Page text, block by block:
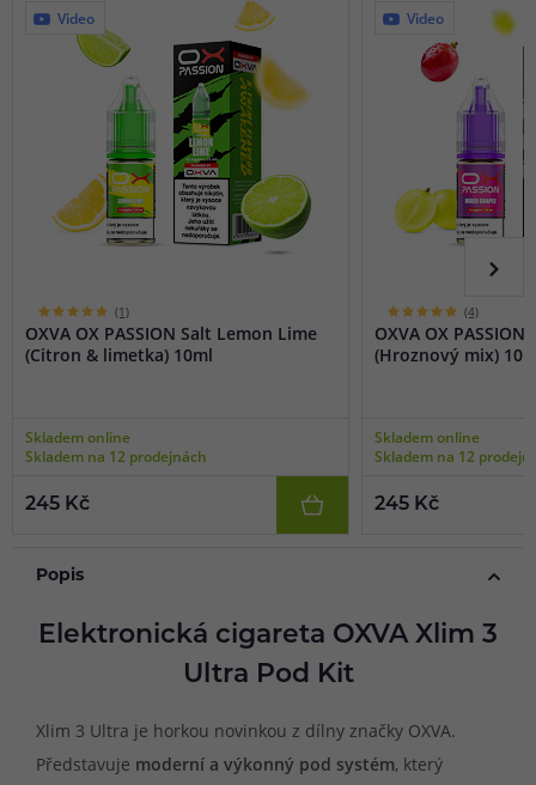
Video
(1)
OXVA OX PASSION Salt Lemon Lime
(Citron & limetka) 10ml
Skladem online
Skladem na 12 prodejnách
245 Kč
Video
(4)
OXVA OX
(Hroznový mix)
Skladem online
Skladem na 12
245 Kč
Popis
Elektronická cigareta OXVA Xlim 3
Ultra Pod Kit
Xlim 3 Ultra je horkou novinkou z dílny značky OXVA.
Představuje moderní a výkonný pod systém, který